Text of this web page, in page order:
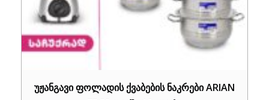
უჟანგავი ფოლადის ქვაბების ნაკრები ARIAN